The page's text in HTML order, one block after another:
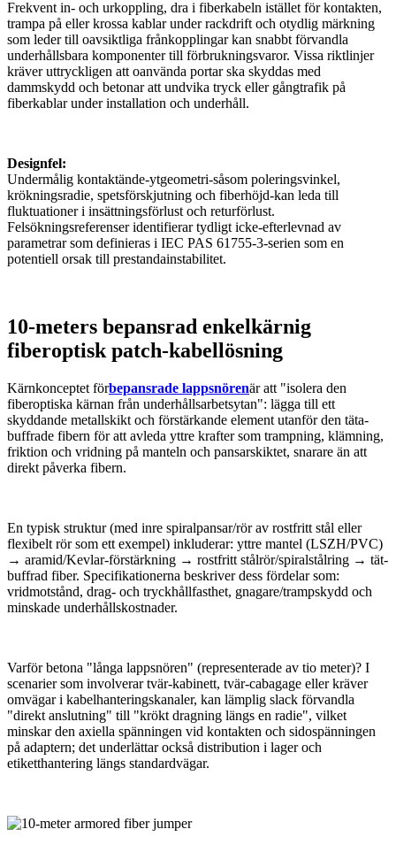
Frekvent in- och urkoppling, dra i fiberkabeln istället för kontakten,
trampa på eller krossa kablar under rackdrift och otydlig märkning
som leder till oavsiktliga frånkopplingar kan snabbt förvandla
underhållsbara komponenter till förbrukningsvaror. Vissa riktlinjer
kräver uttryckligen att oanvända portar ska skyddas med
dammskydd och betonar att undvika tryck eller gångtrafik på
fiberkablar under installation och underhåll.
Designfel:
Undermålig kontaktände-ytgeometri-såsom poleringsvinkel,
krökningsradie, spetsförskjutning och fiberhöjd-kan leda till
fluktuationer i insättningsförlust och returförlust.
Felsökningsreferenser identifierar tydligt icke-efterlevnad av
parametrar som definieras i IEC PAS 61755-3-serien som en
potentiell orsak till prestandainstabilitet.
10-meters bepansrad enkelkärnig
fiberoptisk patch-kabellösning
Kärnkonceptet förbepansrade lappsnörenär att "isolera den
fiberoptiska kärnan från underhållsarbetsytan": lägga till ett
skyddande metallskikt och förstärkande element utanför den täta-
buffrade fibern för att avleda yttre krafter som trampning, klämning,
friktion och vridning på manteln och pansarskiktet, snarare än att
direkt påverka fibern.
En typisk struktur (med inre spiralpansar/rör av rostfritt stål eller
flexibelt rör som ett exempel) inkluderar: yttre mantel (LSZH/PVC)
→ aramid/Kevlar-förstärkning → rostfritt stålrör/spiralstålring → tät-
buffrad fiber. Specifikationerna beskriver dess fördelar som:
vridmotstånd, drag- och tryckhållfasthet, gnagare/trampskydd och
minskade underhållskostnader.
Varför betona "långa lappsnören" (representerade av tio meter)? I
scenarier som involverar tvär-kabinett, tvär-cabagage eller kräver
omvägar i kabelhanteringskanaler, kan lämplig slack förvandla
"direkt anslutning" till "krökt dragning längs en radie", vilket
minskar den axiella spänningen vid kontakten och sidospänningen
på adaptern; det underlättar också distribution i lager och
etiketthantering längs standardvägar.